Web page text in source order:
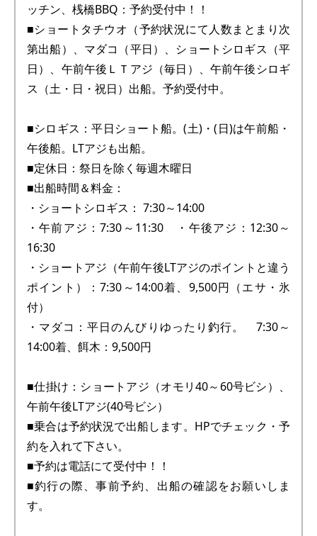
ッチン、桟橋BBQ：予約受付中！！
■ショートタチウオ（予約状況にて人数まとまり次
第出船）、マダコ（平日）、ショートシロギス（平
日）、午前午後ＬＴアジ（毎日）、午前午後シロギ
ス（土・日・祝日）出船。予約受付中。
■シロギス：平日ショート船。(土)・(日)は午前船・
午後船。LTアジも出船。
■定休日：祭日を除く毎週木曜日
■出船時間＆料金：
・ショートシロギス： 7:30～14:00
・午前アジ：7:30～11:30 ・午後アジ：12:30～
16:30
・ショートアジ（午前午後LTアジのポイントと違う
ポイント）：7:30～14:00着、9,500円（エサ・氷
付）
・マダコ：平日のんびりゆったり釣行。 7:30～
14:00着、餌木：9,500円
■仕掛け：ショートアジ（オモリ40～60号ビシ）、
午前午後LTアジ(40号ビシ）
■乗合は予約状況で出船します。HPでチェック・予
約を入れて下さい。
■予約は電話にて受付中！！
■釣行の際、事前予約、出船の確認をお願いしま
す。